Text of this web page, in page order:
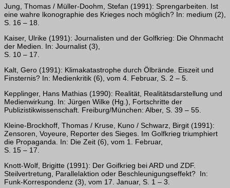
Jung, Thomas / Müller-Doohm, Stefan (1991): Sprengarbeiten. Ist
eine wahre lkonographie des Krieges noch möglich? In: medium (2),
S. 16 – 18.
Kaiser, Ulrike (1991): Journalisten und der Golfkrieg: Die Ohnmacht
der Medien. In: Journalist (3),
S. 10 – 17.
Kalt, Gero (1991): Klimakatastrophe durch Ölbrände. Eiszeit und
Finsternis? In: Medienkritik (6), vom 4. Februar, S. 2 – 5.
Kepplinger, Hans Mathias (1990): Realität, Realitätsdarstellung und
Medienwirkung. In: Jürgen Wilke (Hg.), Fortschritte der
Publizistikwissenschaft. Freiburg/München: Alber, S. 39 – 55.
Kleine-Brockhoff, Thomas / Kruse, Kuno / Schwarz, Birgit (1991):
Zensoren, Voyeure, Reporter des Sieges. Im Golfkrieg triumphiert
die Propaganda. In: Die Zeit (6), vom 1. Februar,
S. 15 – 17.
Knott-Wolf, Brigitte (1991): Der Goifkrieg bei ARD und ZDF.
Steilvertretung, Parallelaktion oder Beschleunigungseffekt? In:
Funk-Korrespondenz (3), vom 17. Januar, S. 1 – 3.